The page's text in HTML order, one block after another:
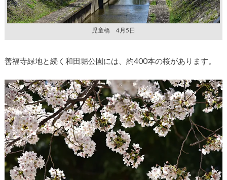
児童橋 4月5日
善福寺緑地と続く和田堀公園には、約400本の桜があります。